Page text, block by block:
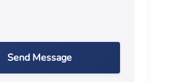
Send Message